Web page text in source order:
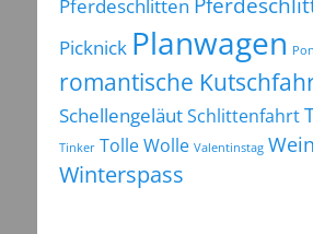
Pferdeschlitten
Picknick Planwagen
romantische
SchellengeläutSchlittenfahrt
Tinker Tolle Wolle Valentinstag
Winterspass